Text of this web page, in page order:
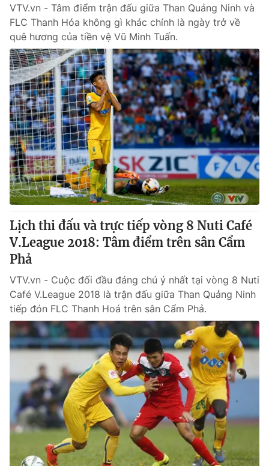
Video Shorts video
VTV Money VTV Thể thao
VTV Sức khoẻ Bất động sản
Thị trường 24h Tấm lòng Việt
VTV4 Vươn mình bằng AI
VTV9 VTV8
Liên hệ tòa soạn English
THỜI BÁO VTV
Cơ quan chủ quản:Đài Truyền hình Việt Nam
Cơ quan báo chí:Thời báo VTV
Giấy phép hoạt động báo in và báo điện tử số 483/GP-BTTTT
cấp ngày 29/12/2023
Tổng Biên tập:Vũ Thanh Thủy
VTV.vn - Tâm điểm trận đấu giữa Than Quảng Ninh và
FLC Thanh Hóa không gì khác chính là ngày trở về
quê hương của tiền vệ Vũ Minh Tuấn.
Lịch thi đấu và trực tiếp vòng 8 Nuti Café
V.League 2018: Tâm điểm trên sân Cẩm
Phả
VTV.vn - Cuộc đối đầu đáng chú ý nhất tại vòng 8 Nuti
Café V.League 2018 là trận đấu giữa Than Quảng Ninh
tiếp đón FLC Thanh Hoá trên sân Cẩm Phả.